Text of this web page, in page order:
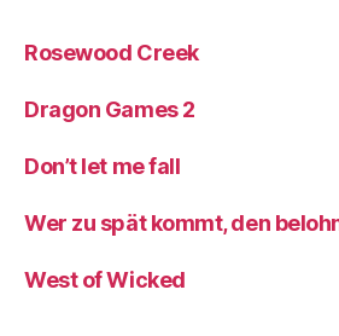
Rosewood Creek
Dragon Games 2
Don’t let me fall
Wer zu spät kommt, den
West of Wicked